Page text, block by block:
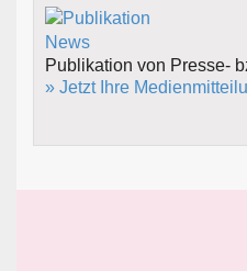
Publikation von Presse-
» Jetzt Ihre